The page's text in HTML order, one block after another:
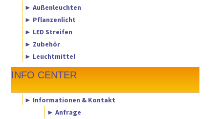
► Außenleuchten
► Pflanzenlicht
► LED Streifen
► Zubehör
► Leuchtmittel
INFO CENTER
► Informationen & Kontakt
► Anfrage